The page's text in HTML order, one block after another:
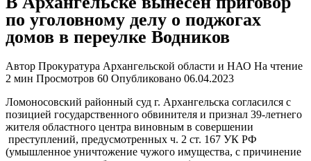
по уголовному делу о поджогах
домов в переулке Водников
Автор Прокуратура Архангельской области и НАО На чтение
2 мин Просмотров 60 Опубликовано 06.04.2023
Ломоносовский районный суд г. Архангельска согласился с
позицией государственного обвинителя и признал 39-летнего
жителя областного центра виновным в совершении
преступлений, предусмотренных ч. 2 ст. 167 УК РФ
(умышленное уничтожение чужого имущества, с причинение